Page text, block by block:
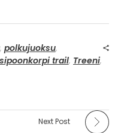
, polkujuoksu,
sipoonkorpi trail, Treeni,
Next Post